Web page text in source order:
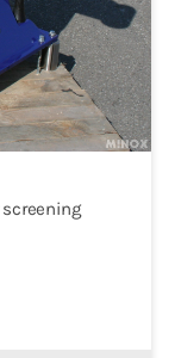
screening